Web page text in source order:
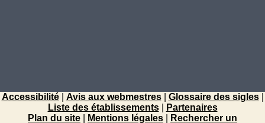
Accessibilité| Avis aux webmestres| Glossaire des sigles|
Liste des établissements|
Partenaires
Plan du site
Mentions légales Rechercher un